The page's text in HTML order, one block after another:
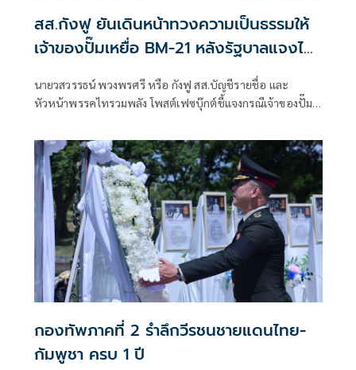
สส.กังฟู ยันเดินหน้าทวงความเป็นธรรมให้
เจ้าของปั๊มเหยื่อ BM-21 หลังรัฐบาลแจงไม่
นายวสวรรธน์ พวงพรศรี หรือ กังฟู สส.บัญชีรายชื่อ และ
หัวหน้าพรรคไทรวมพลัง โพสต์เฟซบุ๊กต์ชี้แจงกรณีเจ้าของปั๊ม
เสียหายจากจรวด BM-21 ของกัมพูชา ออกมาร้องเรียนว่ายังไม่
ได้รับเงินเยียวจากภาครัฐ ก่อนที่นางสาวรัชดา ธนาดิเรก โฆษก
ประจำสำนักนายกรัฐมนตรี ยืนยันว่า
กองทัพภาคที่ 2 รำลึกวีรชนชายแดนไทย-
กัมพูชา ครบ 1 ปี